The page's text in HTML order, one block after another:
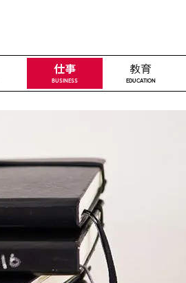
仕事
BUSINESS
教育
EDUCATION